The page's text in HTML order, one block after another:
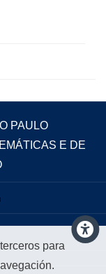
PAULO
E DE
para